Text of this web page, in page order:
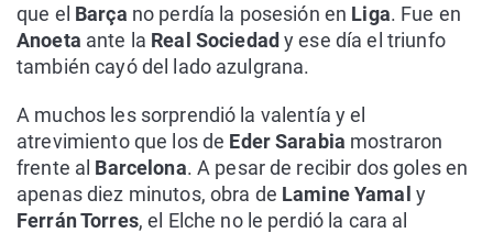
que el Barça no perdía la posesión en Liga. Fue en
Anoeta ante la Real Sociedady ese día el triunfo
también cayó del lado azulgrana.
A muchos les sorprendió la valentía y el
atrevimiento que los de Eder Sarabia mostraron
frente al Barcelona. A pesar de recibir dos goles en
apenas diez minutos, obra de Lamine Yamal y
Ferrán Torres, el Elche no le perdió la cara al